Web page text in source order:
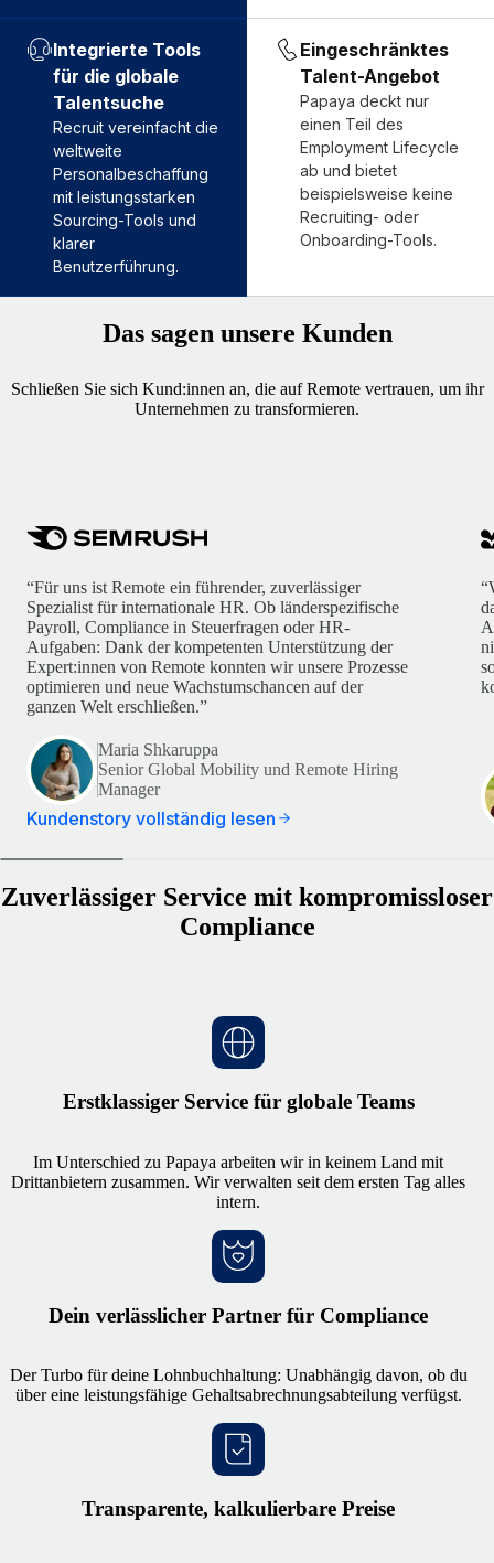
Integrierte Tools
für die globale
Talentsuche
Recruit vereinfacht die
weltweite
Personalbeschaffung
mit leistungsstarken
Sourcing-Tools und
klarer
Benutzerführung.
Eingeschränktes
Talent-Angebot
Papaya deckt nur
einen Teil des
Employment Lifecycle
ab und bietet
beispielsweise keine
Recruiting- oder
Onboarding-Tools.
Das sagen unsere Kunden
Schließen Sie sich Kund:innen an, die auf Remote vertrauen, um ihr
Unternehmen zu transformieren.
“Für uns ist Remote ein führender, zuverlässiger
Spezialist für internationale HR. Ob länderspezifische
Payroll, Compliance in Steuerfragen oder HR-
Aufgaben: Dank der kompetenten Unterstützung der
Expert:innen von Remote konnten wir unsere Prozesse
optimieren und neue Wachstumschancen auf der
ganzen Welt erschließen.”
Maria Shkaruppa
Senior Global Mobility und Remote Hiring
Manager
Kundenstory vollständig lesen
Zuverlässiger Service mit kompromissloser
Compliance
Erstklassiger Service für globale Teams
Im Unterschied zu Papaya arbeiten wir in keinem Land mit
Drittanbietern zusammen. Wir verwalten seit dem ersten Tag alles
intern.
Dein verlässlicher Partner für Compliance
Der Turbo für deine Lohnbuchhaltung: Unabhängig davon, ob du
über eine leistungsfähige Gehaltsabrechnungsabteilung verfügst.
Transparente, kalkulierbare Preise